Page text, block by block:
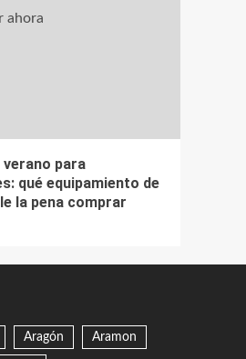
verano para
qué equipamiento de
la pena comprar
Aragón Aramon